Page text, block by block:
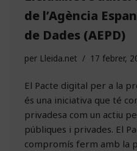
de l’Agència
de Dades (AEPD)
per Lleida.net 17 febrer,
El Pacte digital per a la
és una iniciativa que té
privadesa com un actiu
públiques i privades. El
compromís ferm amb la